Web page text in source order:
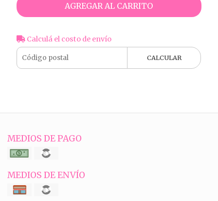
AGREGAR AL CARRITO
Calculá el costo de envío
CALCULAR
MEDIOS DE PAGO
MEDIOS DE ENVÍO